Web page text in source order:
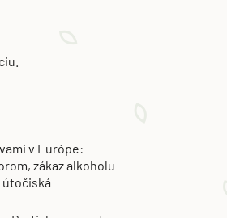
v Európe:
zákaz alkoholu